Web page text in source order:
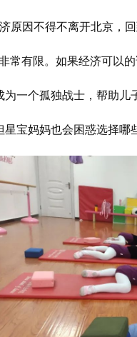
原因不得不离开北京，回
常有限。如果经济可以
一个孤独战士，帮助儿
宝妈妈也会困惑选择